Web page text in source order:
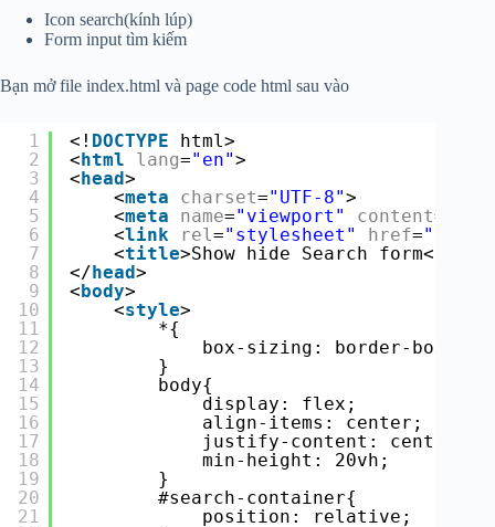
Icon search(kính lúp)
Form input tìm kiếm
Bạn mở file index.html và page code html sau vào
1
2
3
4
5
6
7
8
9
10
11
12
13
14
15
16
17
18
19
20
21
<! DOCTYPE
html>
<html lang="en">
<head>
<meta charset="UTF-8">
<meta name="viewport" content=
<link rel="stylesheet" href="
<title>Show hide Search form</
</head>
<body>
<style>
*{
box-sizing: border-box;
}
body{
display: flex;
align-items: center;
justify-content: center;
min-height: 20vh;
}
#search-container{
position: relative;